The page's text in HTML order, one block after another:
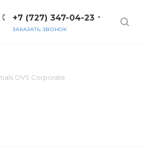
+7 (727) 347-04-23
ЗАКАЗАТЬ ЗВОНОК
OVS Corporate